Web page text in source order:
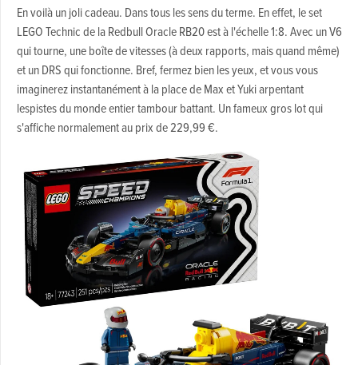
En voilà un joli cadeau. Dans tous les sens du terme. En effet, le set
LEGO Technic de la Redbull Oracle RB20 est à l'échelle 1:8. Avec un V6
qui tourne, une boîte de vitesses (à deux rapports, mais quand même)
et un DRS qui fonctionne. Bref, fermez bien les yeux, et vous vous
imaginerez instantanément à la place de Max et Yuki arpentant
lespistes du monde entier tambour battant. Un fameux gros lot qui
s'affiche normalement au prix de 229,99 €.